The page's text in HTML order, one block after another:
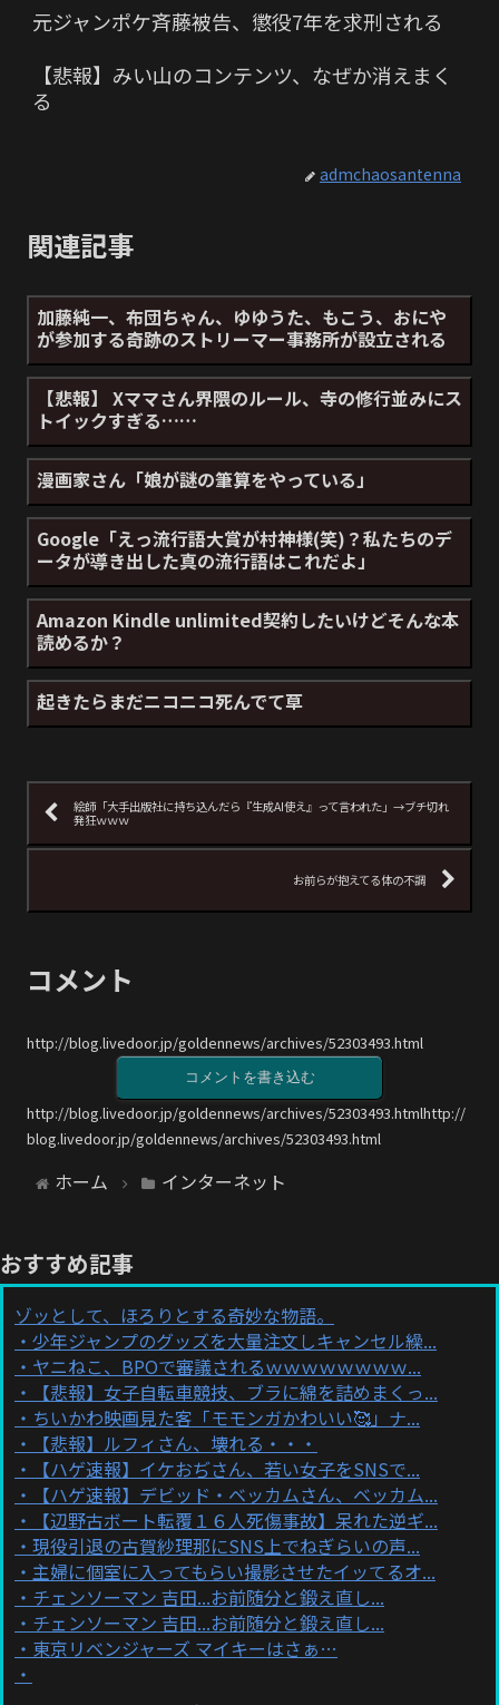
元ジャンポケ斉藤被告、懲役7年を求刑される
【悲報】みい山のコンテンツ、なぜか消えまく
る
admchaosantenna
関連記事
加藤純一、布団ちゃん、ゆゆうた、もこう、おにや
が参加する奇跡のストリーマー事務所が設立される
【悲報】 Xママさん界隈のルール、寺の修行並みにス
トイックすぎる……
漫画家さん「娘が謎の筆算をやっている」
Google「えっ流行語大賞が村神様(笑)？私たちのデ
ータが導き出した真の流行語はこれだよ」
Amazon Kindle unlimited契約したいけどそんな本
読めるか？
起きたらまだニコニコ死んでて草
絵師「大手出版社に持ち込んだら『生成AI使え』って言われた」→ブチ切れ
発狂ｗｗｗ
お前らが抱えてる体の不調
コメント
http://blog.livedoor.jp/goldennews/archives/52303493.html
コメントを書き込む
http://blog.livedoor.jp/goldennews/archives/52303493.htmlhttp://
blog.livedoor.jp/goldennews/archives/52303493.html
ホーム インターネット
おすすめ記事
ゾッとして、ほろりとする奇妙な物語。
少年ジャンプのグッズを大量注文しキャンセル繰...
ヤニねこ、BPOで審議されるｗｗｗｗｗｗｗｗ...
【悲報】女子自転車競技、ブラに綿を詰めまくっ...
ちいかわ映画見た客「モモンガかわいい🥰」ナ...
【悲報】ルフィさん、壊れる・・・
【ハゲ速報】イケおぢさん、若い女子をSNSで...
【ハゲ速報】デビッド・ベッカムさん、ベッカム...
【辺野古ボート転覆１６人死傷事故】呆れた逆ギ...
現役引退の古賀紗理那にSNS上でねぎらいの声...
主婦に個室に入ってもらい撮影させたイッてるオ...
チェンソーマン 吉田...お前随分と鍛え直し...
チェンソーマン 吉田...お前随分と鍛え直し...
東京リベンジャーズ マイキーはさぁ…